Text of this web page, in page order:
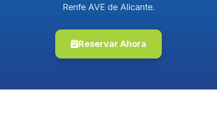
Renfe AVE de Alicante.
Reservar Ahora